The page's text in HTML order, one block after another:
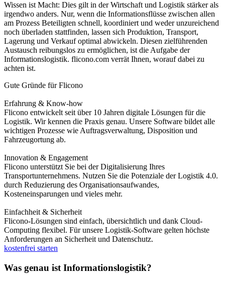
Wissen ist Macht: Dies gilt in der Wirtschaft und Logistik stärker als
irgendwo anders. Nur, wenn die Informationsflüsse zwischen allen
am Prozess Beteiligten schnell, koordiniert und weder unzureichend
noch überladen stattfinden, lassen sich Produktion, Transport,
Lagerung und Verkauf optimal abwickeln. Diesen zielführenden
Austausch reibungslos zu ermöglichen, ist die Aufgabe der
Informationslogistik. flicono.com verrät Ihnen, worauf dabei zu
achten ist.
Gute Gründe für Flicono
Erfahrung & Know-how
Flicono entwickelt seit über 10 Jahren digitale Lösungen für die
Logistik. Wir kennen die Praxis genau. Unsere Software bildet alle
wichtigen Prozesse wie Auftragsverwaltung, Disposition und
Fahrzeugortung ab.
Innovation & Engagement
Flicono unterstützt Sie bei der Digitalisierung Ihres
Transportunternehmens. Nutzen Sie die Potenziale der Logistik 4.0.
durch Reduzierung des Organisationsaufwandes,
Kosteneinsparungen und vieles mehr.
Einfachheit & Sicherheit
Flicono-Lösungen sind einfach, übersichtlich und dank Cloud-
Computing flexibel. Für unsere Logistik-Software gelten höchste
Anforderungen an Sicherheit und Datenschutz.
kostenfrei starten
Was genau ist Informationslogistik?